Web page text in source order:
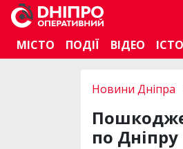
МІСТО
ПОДІЇ ВІДЕО
Новини Дніпра
по Дніпру